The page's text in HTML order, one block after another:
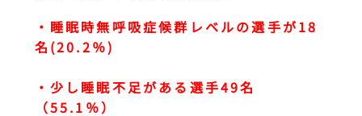
・睡眠時無呼吸症候群レベルの選手が18
名(20.2％)
・少し睡眠不足がある選手49名
（55.1％）